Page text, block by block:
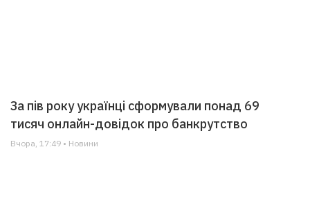
За пів року українці сформували понад 69
тисяч онлайн-довідок про банкрутство
Вчора, 17:49 • Новини